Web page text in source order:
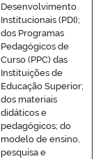
Desenvolvimento
Institucionais (PDI);
dos Programas
Pedagógicos de
Curso (PPC) das
Instituições de
Educação Superior;
dos materiais
didáticos e
pedagógicos; do
modelo de ensino,
pesquisa e